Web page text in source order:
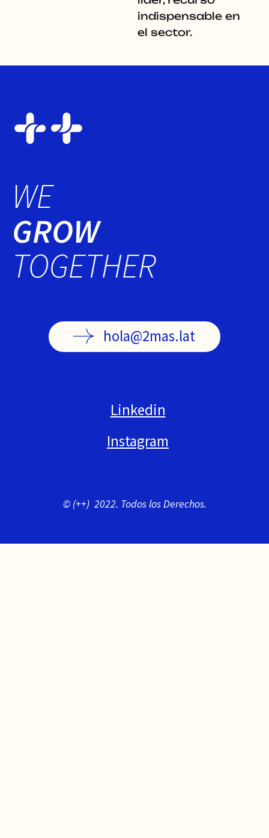
indispensable en
el sector.
WE
GROW
TOGETHER
hola@2mas.lat
Linkedin
Instagram
© (++) 2022. Todos los Derechos.